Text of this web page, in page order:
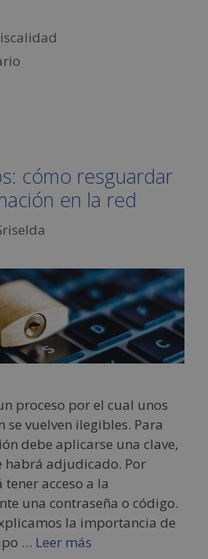
cómo resguardar
en la red
proceso por el cual unos
vuelven ilegibles. Para
debe aplicarse una clave,
habrá adjudicado. Por
acceso a la
una contraseña o código.
la importancia de
… Leer más